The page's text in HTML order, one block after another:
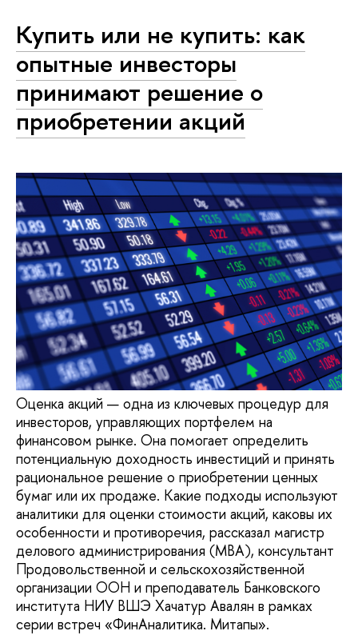
Купить или не купить: как
опытные инвесторы
принимают решение о
приобретении акций
Оценка акций — одна из ключевых процедур для
инвесторов, управляющих портфелем на
финансовом рынке. Она помогает определить
потенциальную доходность инвестиций и принять
рациональное решение о приобретении ценных
бумаг или их продаже. Какие подходы используют
аналитики для оценки стоимости акций, каковы их
особенности и противоречия, рассказал магистр
делового администрирования (MBA), консультант
Продовольственной и сельскохозяйственной
организации ООН и преподаватель Банковского
института НИУ ВШЭ Хачатур Авалян в рамках
серии встреч «ФинАналитика. Митапы».